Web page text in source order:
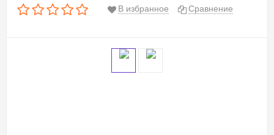
В избранное Сравнение